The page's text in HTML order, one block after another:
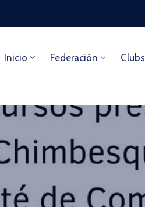
Inicio Federación Clubs